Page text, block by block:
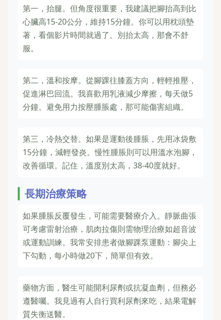
第一，抬腿。但角度很重要，我建議把腳抬高到比
心臟高15-20公分，維持15分鐘。你可以用枕頭墊
著，看個影片時間就過了。別抬太高，那會不舒
服。
第二，溫和按摩。從腳踝往膝蓋方向，輕輕推壓，
促進淋巴回流。我喜歡用乳液減少摩擦，每天做5
分鐘。避免用力按壓腫脹處，那可能傷害組織。
第三，冷熱交替。如果是運動後腫脹，先用冰袋敷
15分鐘，減輕發炎。慢性腫脹則可以用溫水泡腳，
改善循環。記住，溫度別太高，38-40度就好。
長期治療策略
如果腫脹反覆發生，可能需要醫療介入。靜脈曲張
可考慮雷射治療，肌肉拉傷則需物理治療如超音波
或運動訓練。我常安排患者做腳踝泵運動：腳尖上
下勾動，每小時做20下，簡單但有效。
藥物方面，醫生可能開利尿劑或抗凝血劑，但務必
遵醫囑。我見過有人自行買利尿劑來吃，結果電解
質失衡送醫。